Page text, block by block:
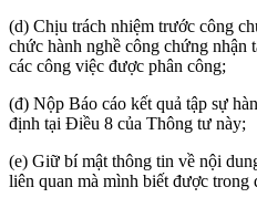
(d) Chịu trách nhiệm trước công
chức hành nghề công chứng nhận
các công việc được phân công;
(đ) Nộp Báo cáo kết quả tập sự
định tại Điều 8 của Thông tư này;
(e) Giữ bí mật thông tin về nội
liên quan mà mình biết được trong